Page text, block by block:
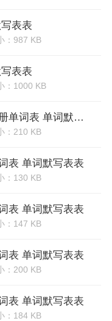
表表
：987 KB
表表
：1000 KB
开心版小学英语五年级下册单词表 单词默写表表
：210 KB
表 单词默写表表
：130 KB
表 单词默写表表
：147 KB
表 单词默写表表
：200 KB
表 单词默写表表
：184 KB